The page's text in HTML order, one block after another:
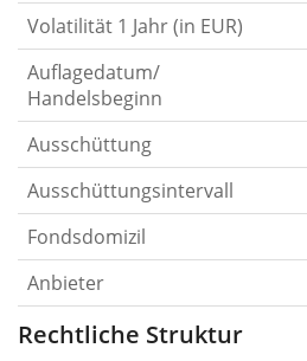
Volatilität 1 Jahr (in EUR)
Auflagedatum/
Handelsbeginn
Ausschüttung
Ausschüttungsintervall
Fondsdomizil
Anbieter
Rechtliche Struktur